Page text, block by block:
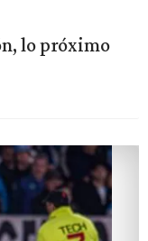
lo próximo